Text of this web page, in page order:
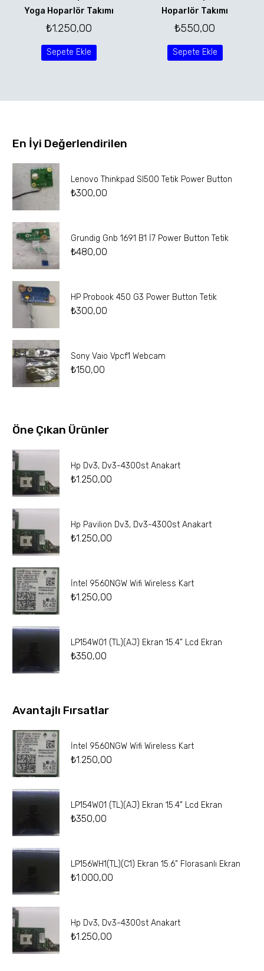
Yoga Hoparlör Takımı
₺1.250,00
Sepete Ekle
Hoparlör Takımı
₺550,00
Sepete Ekle
En İyi Değerlendirilen
Lenovo Thinkpad Sl500 Tetik Power Button
₺300,00
Grundig Gnb 1691 B1 İ7 Power Button Tetik
₺480,00
HP Probook 450 G3 Power Button Tetik
₺300,00
Sony Vaio Vpcf1 Webcam
₺150,00
Öne Çıkan Ürünler
Hp Dv3, Dv3-4300st Anakart
₺1.250,00
Hp Pavilion Dv3, Dv3-4300st Anakart
₺1.250,00
İntel 9560NGW Wifi Wireless Kart
₺1.250,00
LP154W01 (TL)(AJ) Ekran 15.4” Lcd Ekran
₺350,00
Avantajlı Fırsatlar
İntel 9560NGW Wifi Wireless Kart
₺1.250,00
LP154W01 (TL)(AJ) Ekran 15.4” Lcd Ekran
₺350,00
LP156WH1(TL)(C1) Ekran 15.6” Florasanlı Ekran
₺1.000,00
Hp Dv3, Dv3-4300st Anakart
₺1.250,00